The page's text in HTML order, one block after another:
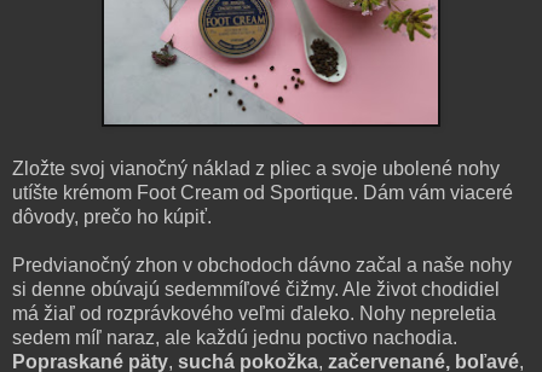
Zložte svoj vianočný náklad z pliec a svoje ubolené nohy
utíšte krémom Foot Cream od Sportique. Dám vám viaceré
dôvody, prečo ho kúpiť.
Predvianočný zhon v obchodoch dávno začal a naše nohy
si denne obúvajú sedemmíľové čižmy. Ale život chodidiel
má žiaľ od rozprávkového veľmi ďaleko. Nohy nepreletia
sedem míľ naraz, ale každú jednu poctivo nachodia.
Popraskané päty, suchá pokožka, začervenané, boľavé,